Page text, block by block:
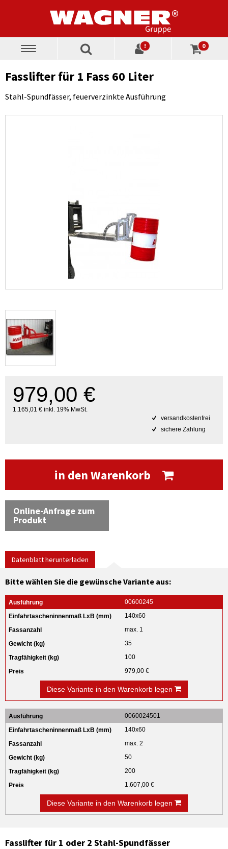
Toggle
! 0
Fasslifter für 1 Fass 60 Liter
Stahl-Spundfässer, feuerverzinkte Ausführung
979,00 €
1.165,01 € inkl. 19% MwSt.
versandkostenfrei
sichere Zahlung
in den Warenkorb
Online-Anfrage zum
Produkt
Datenblatt herunterladen
Bitte wählen Sie die gewünsche Variante aus:
00600245
140x60
max. 1
35
100
979,00 €
Diese Variante in den Warenkorb legen
0060024501
140x60
max. 2
50
200
1.607,00 €
Diese Variante in den Warenkorb legen
Fasslifter für 1 oder 2 Stahl-Spundfässer